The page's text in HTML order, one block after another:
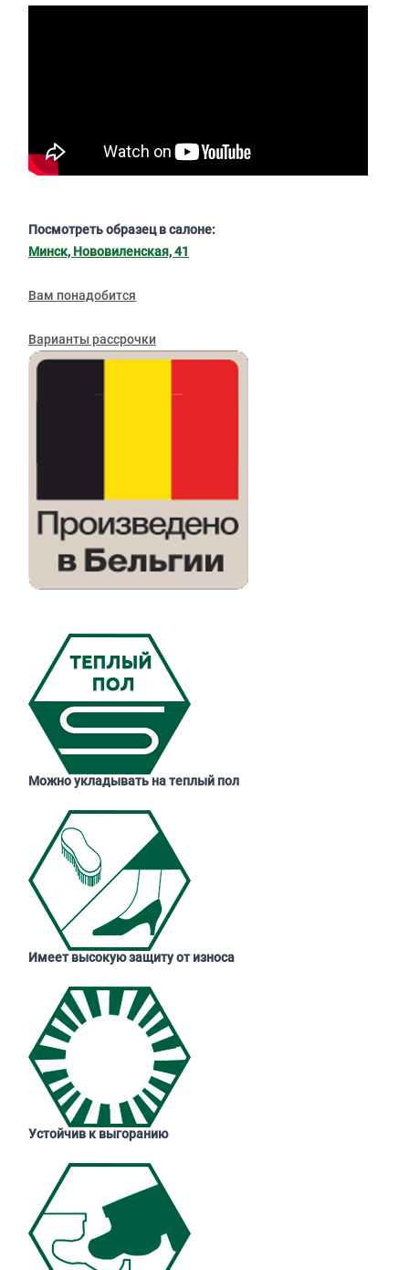
Посмотреть образец в салоне:
Минск, Нововиленская, 41
Вам понадобится
Варианты рассрочки
Можно укладывать на теплый пол
Имеет высокую защиту от износа
Устойчив к выгоранию